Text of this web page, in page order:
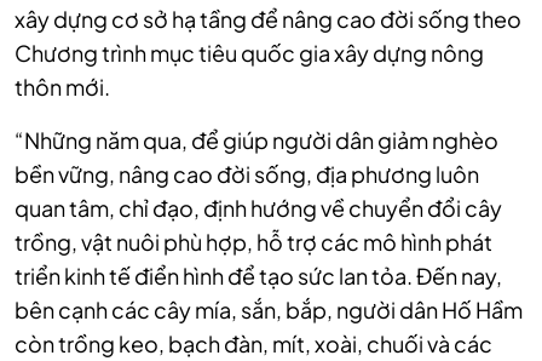
xây dựng cơ sở hạ tầng để nâng cao đời sống theo
Chương trình mục tiêu quốc gia xây dựng nông
thôn mới.
“Những năm qua, để giúp người dân giảm nghèo
bền vững, nâng cao đời sống, địa phương luôn
quan tâm, chỉ đạo, định hướng về chuyển đổi cây
trồng, vật nuôi phù hợp, hỗ trợ các mô hình phát
triển kinh tế điển hình để tạo sức lan tỏa. Đến nay,
bên cạnh các cây mía, sắn, bắp, người dân Hố Hầm
còn trồng keo, bạch đàn, mít, xoài, chuối và các